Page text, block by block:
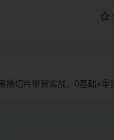
播切片带货实战，0基础+零